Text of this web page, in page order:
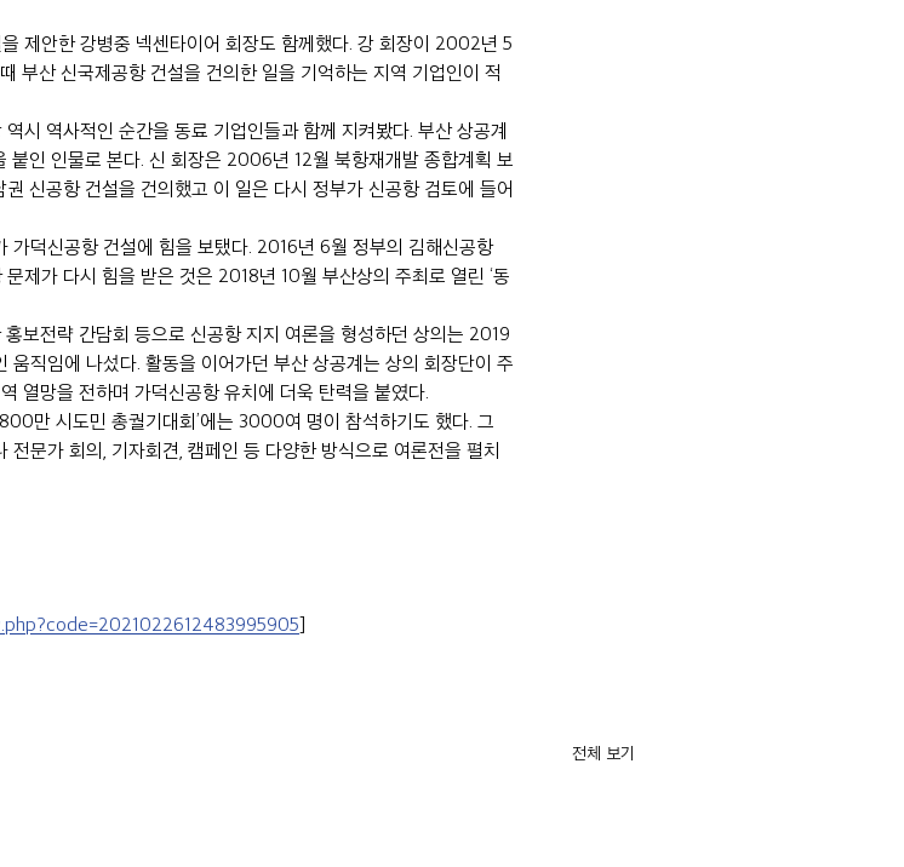
제안한 강병중 넥센타이어 회장도 함께했다. 강 회장이 2002년 5
부산 신국제공항 건설을 건의한 일을 기억하는 지역 기업인이 적
시 역사적인 순간을 동료 기업인들과 함께 지켜봤다. 부산 상공계
붙인 인물로 본다. 신 회장은 2006년 12월 북항재개발 종합계획 보
신공항 건설을 건의했고 이 일은 다시 정부가 신공항 검토에 들어
가덕신공항 건설에 힘을 보탰다. 2016년 6월 정부의 김해신공항
제가 다시 힘을 받은 것은 2018년 10월 부산상의 주최로 열린 ‘동
보전략 간담회 등으로 신공항 지지 여론을 형성하던 상의는 2019
직임에 나섰다. 활동을 이어가던 부산 상공계는 상의 회장단이 주
열망을 전하며 가덕신공항 유치에 더욱 탄력을 붙였다.
만 시도민 총궐기대회’에는 3000여 명이 참석하기도 했다. 그
문가 회의, 기자회견, 캠페인 등 다양한 방식으로 여론전을 펼치
]
전체 보기